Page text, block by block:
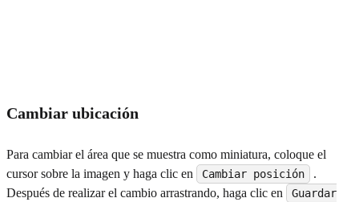
Cambiar ubicación
Para cambiar el área que se muestra como miniatura, coloque el
cursor sobre la imagen y haga clic en
Cambiar posición
.
Después de realizar el cambio arrastrando, haga clic en
Guardar